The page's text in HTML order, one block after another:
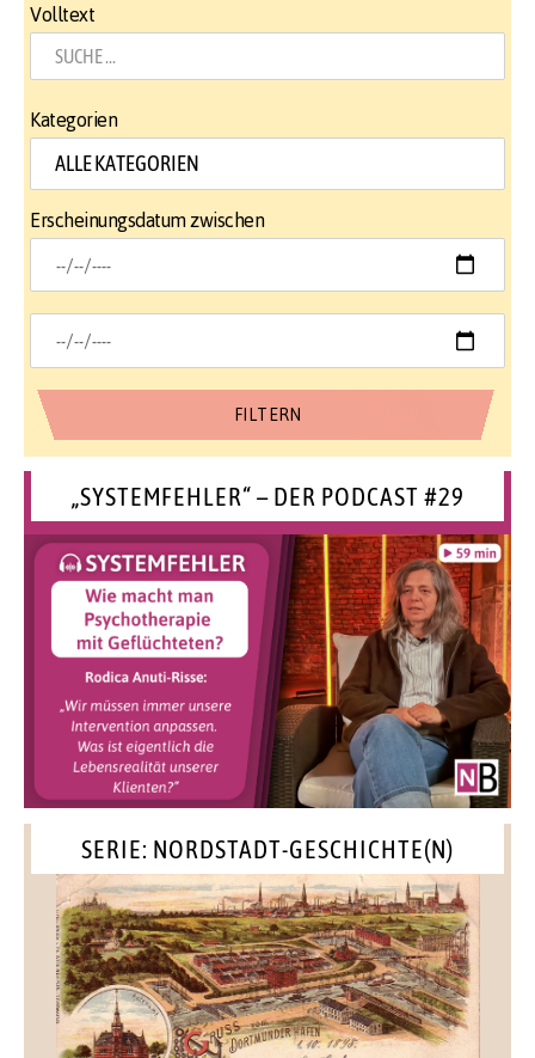
Volltext
Kategorien
Erscheinungsdatum zwischen
„SYSTEMFEHLER“ – DER PODCAST #29
SERIE: NORDSTADT-GESCHICHTE(N)